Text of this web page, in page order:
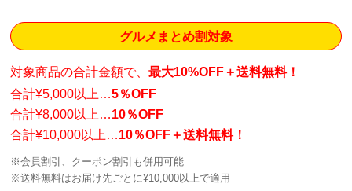
グルメまとめ割対象
対象商品の合計金額で、最大10%OFF＋送料無料！
合計¥5,000以上…5％OFF
合計¥8,000以上…10％OFF
合計¥10,000以上…10％OFF＋送料無料！
※会員割引、クーポン割引も併用可能
※送料無料はお届け先ごとに¥10,000以上で適用